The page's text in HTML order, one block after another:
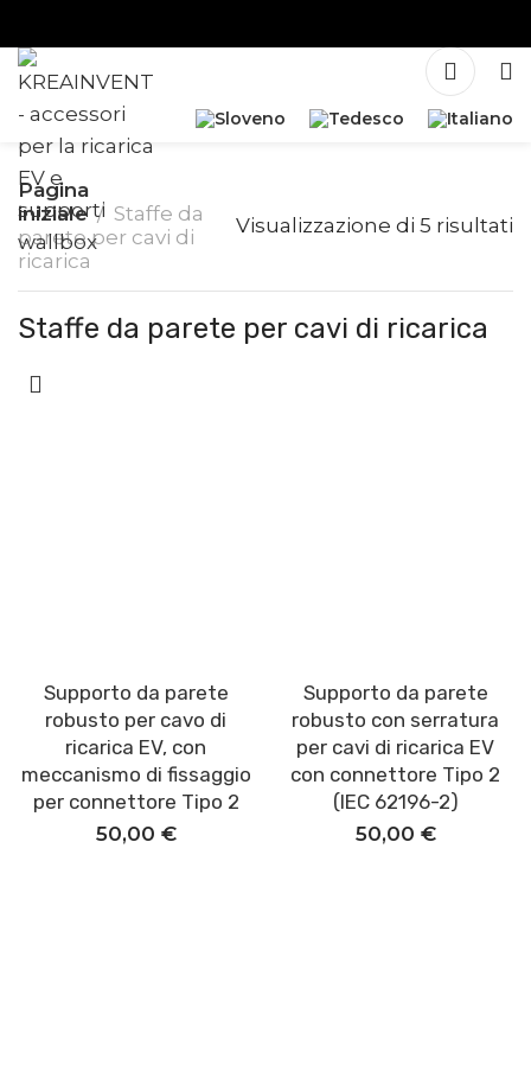
Pagina
iniziale
Staffe da
parete per cavi di
ricarica
Visualizzazione di 5 risultati
Staffe da parete per cavi di ricarica
Aggiungi al carrello
Supporto da parete
robusto per cavo di
ricarica EV, con
meccanismo di fissaggio
per connettore Tipo 2
50,00 €
Aggiungi al carrello
Supporto da parete
robusto con serratura
per cavi di ricarica EV
con connettore Tipo 2
(IEC 62196-2)
50,00 €